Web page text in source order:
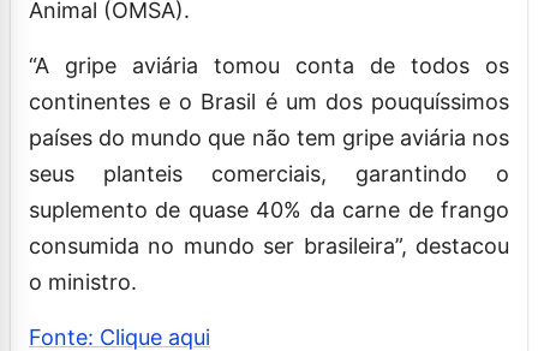
Animal (OMSA).
“A gripe aviária tomou conta de todos os
continentes e o Brasil é um dos pouquíssimos
países do mundo que não tem gripe aviária nos
seus planteis comerciais, garantindo o
suplemento de quase 40% da carne de frango
consumida no mundo ser brasileira”, destacou
o ministro.
Fonte: Clique aqui